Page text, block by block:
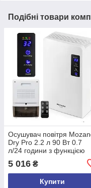
Подібні товари
Осушувач повітря
Dry Pro 2.2 л 90 Вт 0.7
л/24 години з функцією
очищення повітря Білий
5 016 ₴
Купити